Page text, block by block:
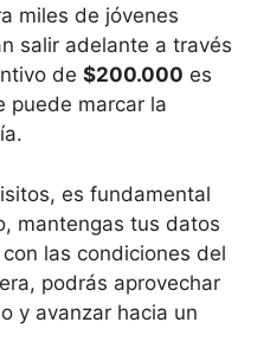
miles de jóvenes
salir adelante a través
de $200.000 es
puede marcar la
es fundamental
mantengas tus datos
las condiciones del
podrás aprovechar
y avanzar hacia un